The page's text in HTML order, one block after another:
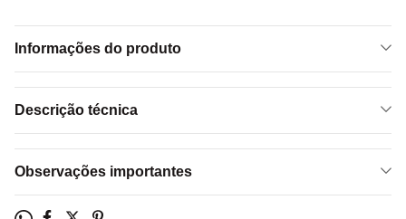
Informações do produto
Descrição técnica
Observações importantes